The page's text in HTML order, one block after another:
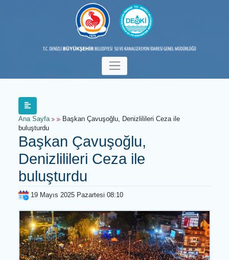
Ana Sayfa
buluşturdu
Başkan Çavuşoğlu,
Denizlilileri Ceza ile
buluşturdu
19 Mayıs 2025 Pazartesi 08:10